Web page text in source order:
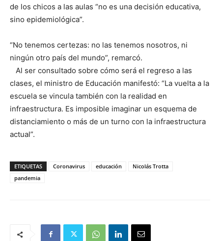
de los chicos a las aulas “no es una decisión educativa,
sino epidemiológica”.
“No tenemos certezas: no las tenemos nosotros, ni
ningún otro país del mundo”, remarcó.
Al ser consultado sobre cómo será el regreso a las
clases, el ministro de Educación manifestó: “La vuelta a la
escuela se vincula también con la realidad en
infraestructura. Es imposible imaginar un esquema de
distanciamiento o más de un turno con la infraestructura
actual”.
ETIQUETAS Coronavirus educación
Nicolás Trotta
pandemia